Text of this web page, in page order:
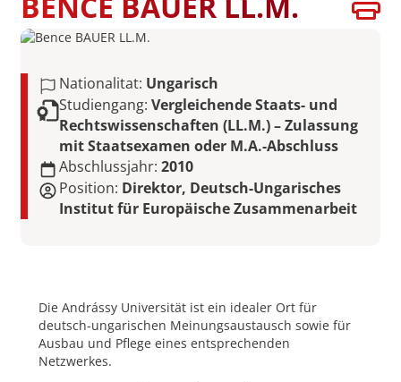
Nationalitat: Ungarisch
Studiengang: Vergleichende Staats- und
Rechtswissenschaften (LL.M.) – Zulassung
mit Staatsexamen oder M.A.-Abschluss
Abschlussjahr: 2010
Position: Direktor, Deutsch-Ungarisches
Institut für Europäische Zusammenarbeit
Die Andrássy Universität ist ein idealer Ort für
deutsch-ungarischen Meinungsaustausch sowie für
Ausbau und Pflege eines entsprechenden
Netzwerkes.